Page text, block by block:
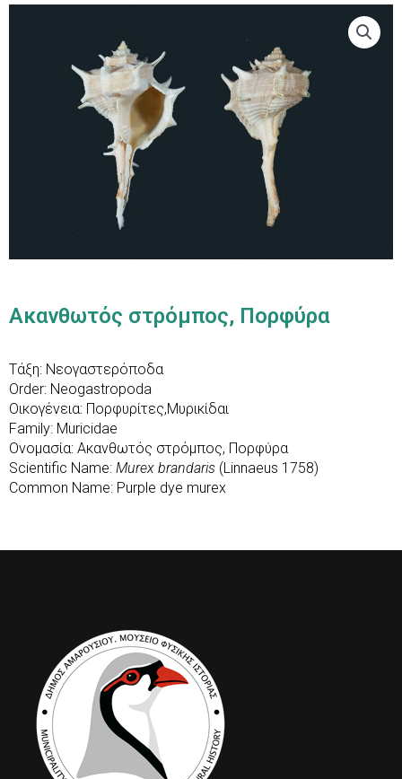
Ακανθωτός στρόμπος, Πορφύρα
Τάξη: Νεογαστερόποδα
Order: Neogastropoda
Οικογένεια: Πορφυρίτες,Μυρικίδαι
Family: Muricidae
Ονομασία: Ακανθωτός στρόμπος, Πορφύρα
Scientific Name: Murex brandaris (Linnaeus 1758)
Common Name: Purple dye murex